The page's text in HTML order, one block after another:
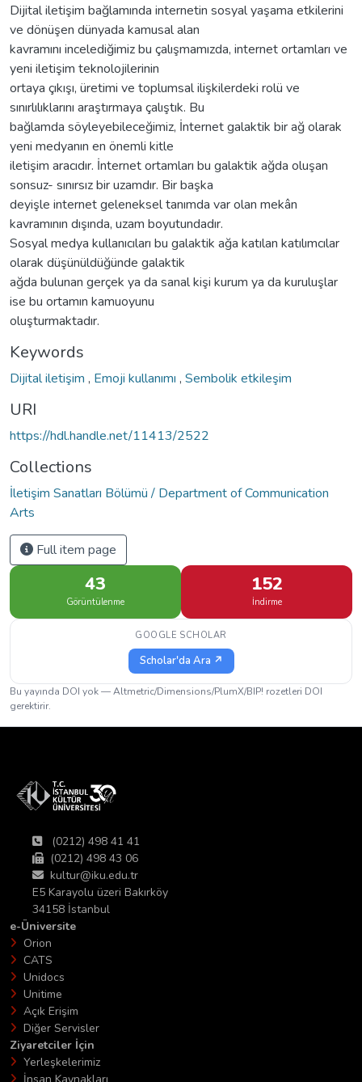
Dijital iletişim bağlamında internetin sosyal yaşama etkilerini
ve dönüşen dünyada kamusal alan
kavramını incelediğimiz bu çalışmamızda, internet ortamları ve
yeni iletişim teknolojilerinin
ortaya çıkışı, üretimi ve toplumsal ilişkilerdeki rolü ve
sınırlılıklarını araştırmaya çalıştık. Bu
bağlamda söyleyebileceğimiz, İnternet galaktik bir ağ olarak
yeni medyanın en önemli kitle
iletişim aracıdır. İnternet ortamları bu galaktik ağda oluşan
sonsuz- sınırsız bir uzamdır. Bir başka
deyişle internet geleneksel tanımda var olan mekân
kavramının dışında, uzam boyutundadır.
Sosyal medya kullanıcıları bu galaktik ağa katılan katılımcılar
olarak düşünüldüğünde galaktik
ağda bulunan gerçek ya da sanal kişi kurum ya da kuruluşlar
ise bu ortamın kamuoyunu
oluşturmaktadır.
Keywords
Dijital iletişim , Emoji kullanımı , Sembolik etkileşim
URI
https://hdl.handle.net/11413/2522
Collections
İletişim Sanatları Bölümü / Department of Communication
Arts
Full item page
43
Görüntülenme
152
İndirme
GOOGLE SCHOLAR
Scholar'da Ara ↗
Bu yayında DOI yok — Altmetric/Dimensions/PlumX/BIP! rozetleri DOI
gerektirir.
(0212) 498 41 41
(0212) 498 43 06
kultur@iku.edu.tr
E5 Karayolu üzeri Bakırköy
34158 İstanbul
e-Üniversite
Orion
CATS
Unidocs
Unitime
Açık Erişim
Diğer Servisler
Ziyaretciler İçin
Yerleşkelerimiz